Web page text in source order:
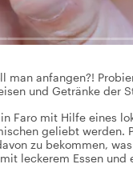
man anfangen?!
und Getränke der
Faro mit Hilfe eines
geliebt werden.
zu bekommen,
leckerem Essen und